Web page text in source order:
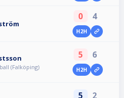
0 4
H2H
(Falköping)
5 6
H2H
5 2